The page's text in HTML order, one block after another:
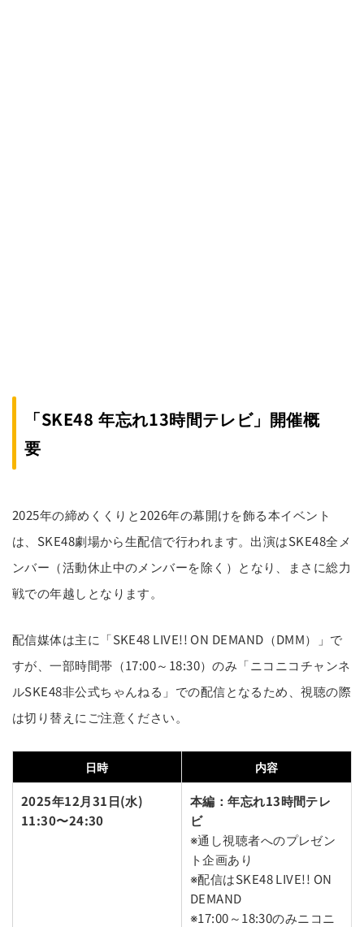
「SKE48 年忘れ13時間テレビ」開催概
要
2025年の締めくくりと2026年の幕開けを飾る本イベント
は、SKE48劇場から生配信で行われます。出演はSKE48全メ
ンバー（活動休止中のメンバーを除く）となり、まさに総力
戦での年越しとなります。
配信媒体は主に「SKE48 LIVE!! ON DEMAND（DMM）」で
すが、一部時間帯（17:00～18:30）のみ「ニコニコチャンネ
ルSKE48非公式ちゃんねる」での配信となるため、視聴の際
は切り替えにご注意ください。
日時
内容
2025年12月31日(水)
11:30〜24:30
本編：年忘れ13時間テレ
ビ
※通し視聴者へのプレゼン
ト企画あり
※配信はSKE48 LIVE!! ON
DEMAND
※17:00～18:30のみニコニ